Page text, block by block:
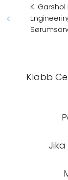
K. Garshol
Klabb